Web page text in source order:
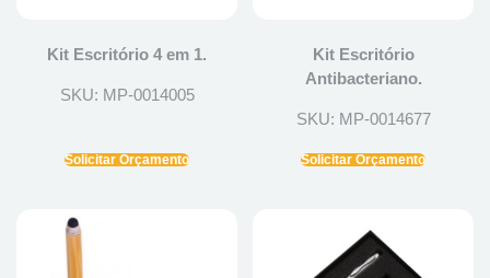
Kit Escritório 4 em 1.
SKU: MP-0014005
Solicitar Orçamento
Kit Escritório
Antibacteriano.
SKU: MP-0014677
Solicitar Orçamento